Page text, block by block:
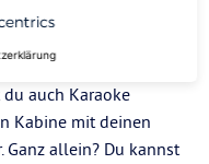
Nachdem du
hast, wirst du
Und wenn du eine
auch Karaoke
Kabine mit deinen
Ganz allein? Du kannst